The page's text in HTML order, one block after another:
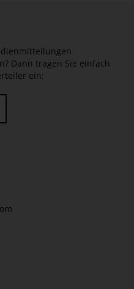
Dann tragen Sie einfach
ein: